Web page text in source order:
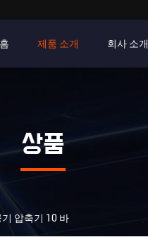
홈 제품 소개 회사 소개
상품
압축기 10 바